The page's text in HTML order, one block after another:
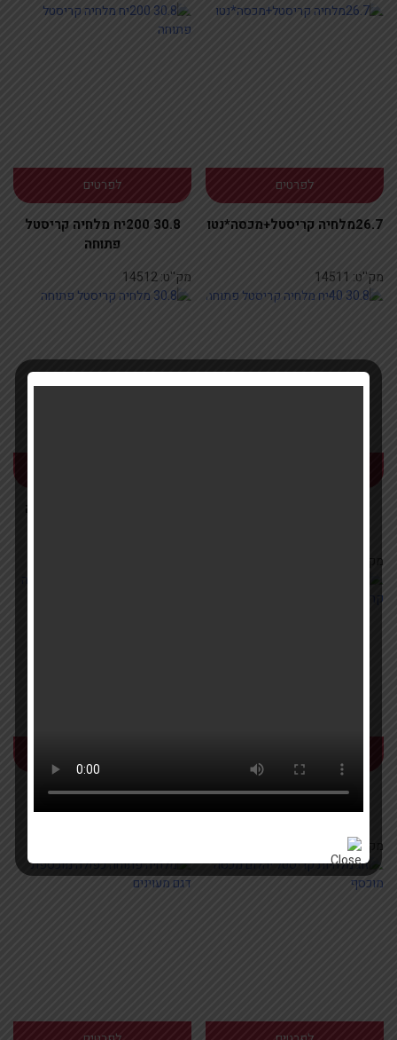
לפרטים
26.7מלחיה קריסטל+מכסה*נטו
לפרטים
30.8 200יח מלחיה קריסטל
פתוחה
מק''ט: 14511 מק''ט:14512
מק''ט:
30.8+20.7 200יח מלחיה
קריסטל פתוחה
זוג מלחיות קריסטל יהלום
מכסה מוזהב
מק''ט:12348